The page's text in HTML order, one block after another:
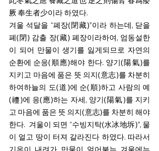
厥 奉生者少이라 하였다.
겨울 석달을 “폐장(閉藏)”이라 하는데, 닫을
폐(閉) 감출 장(藏) 폐장이라하여, 엄동설한
이 되어 만물이 생기를 잃게되므로 자연의
순환에 순응(順應)해야 한다. 양기(陽氣)를
지키고 마음에 품은 뜻 의지(意志)를 차분히
하여하늘의 도(道)에 순(順)하고 사람의 예
(禮)에 응(應)하는 자세, 양기(陽氣)를 지키
고 마음에 품은 뜻 의지(意志)를 차분히 해야
한다. 겨울이 되면 “수빙지탁(水冰地坼)”, 물
이 얼고 땅이 터져 갈라진다 하였다. 따라서